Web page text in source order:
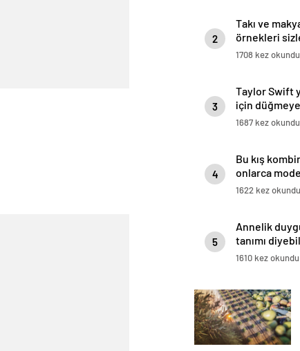
2
Takı ve
örnekleri
1708 kez okundu
3
Taylor Swift
için düğmeye
medyadan
1687 kez okundu
4
Bu kış
onlarca
1622 kez okundu
5
Annelik
tanımı
1610 kez okundu